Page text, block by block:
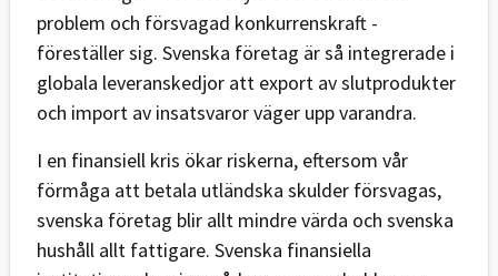
problem och försvagad konkurrenskraft -
föreställer sig. Svenska företag är så integrerade i
globala leveranskedjor att export av slutprodukter
och import av insatsvaror väger upp varandra.
I en finansiell kris ökar riskerna, eftersom vår
förmåga att betala utländska skulder försvagas,
svenska företag blir allt mindre värda och svenska
hushåll allt fattigare. Svenska finansiella